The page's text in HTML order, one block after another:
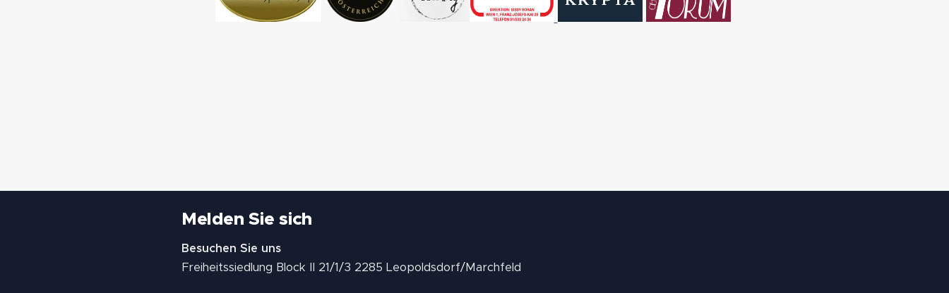
Melden Sie sich
Besuchen Sie uns
Freiheitssiedlung Block II 21/1/3 2285 Leopoldsdorf/Marchfeld